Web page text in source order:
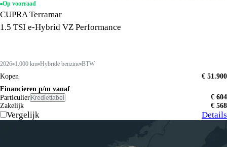
Op voorraad
CUPRA Terramar
1.5 TSI e-Hybrid VZ Performance
2026 1.000 km Hybride benzine BTW
Kopen
€ 51.900
Financieren p/m vanaf
Particulier Krediettabel
€ 604
Zakelijk
€ 568
Vergelijk Details